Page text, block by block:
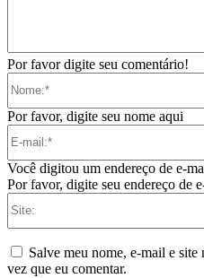
Por favor digite seu comentário!
Por favor, digite seu nome aqui
Você digitou um endereço de e-
Por favor, digite seu endereço de
Salve meu nome, e-mail e site
vez que eu comentar.